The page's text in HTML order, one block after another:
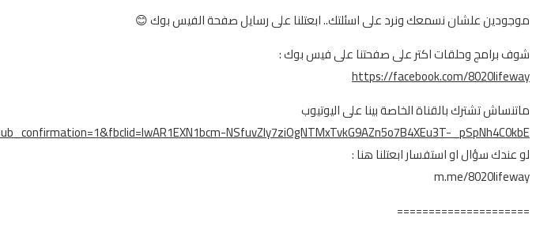
موجودين علشان نسمعك ونرد على اسئلتك.. ابعتلنا على رسايل صفحة الفيس بوك 😊
شوف برامج وحلقات اكتر على صفحتنا على فيس بوك :
https://facebook.com/8020lifeway
ماتنساش تشترك بالقناة الخاصة بينا على اليوتيوب
NSfuvZly7ziOgNTMxTvkG9AZn5o7B4XEu3T-_pSpNh4C0kbE
لو عندك سؤال او استفسار ابعتلنا هنا :
m.me/8020lifeway
=====================